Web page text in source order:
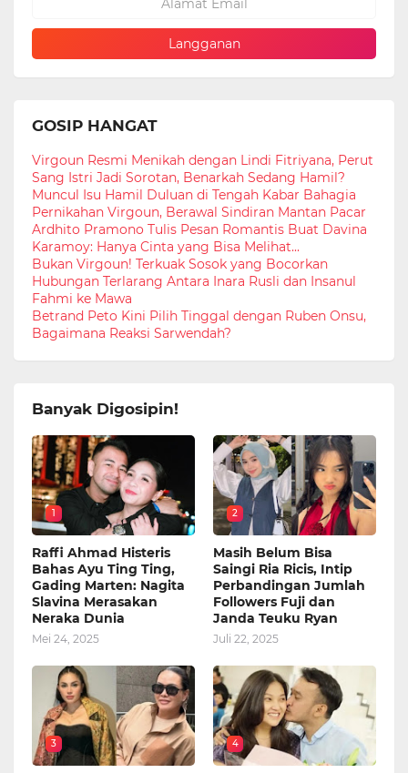
GOSIP HANGAT
Virgoun Resmi Menikah dengan Lindi Fitriyana, Perut
Sang Istri Jadi Sorotan, Benarkah Sedang Hamil?
Muncul Isu Hamil Duluan di Tengah Kabar Bahagia
Pernikahan Virgoun, Berawal Sindiran Mantan Pacar
Ardhito Pramono Tulis Pesan Romantis Buat Davina
Karamoy: Hanya Cinta yang Bisa Melihat...
Bukan Virgoun! Terkuak Sosok yang Bocorkan
Hubungan Terlarang Antara Inara Rusli dan Insanul
Fahmi ke Mawa
Betrand Peto Kini Pilih Tinggal dengan Ruben Onsu,
Bagaimana Reaksi Sarwendah?
Banyak Digosipin!
1
Raffi Ahmad Histeris
Bahas Ayu Ting Ting,
Gading Marten: Nagita
Slavina Merasakan
Neraka Dunia
Mei 24, 2025
2
Masih Belum Bisa
Saingi Ria Ricis, Intip
Perbandingan Jumlah
Followers Fuji dan
Janda Teuku Ryan
Juli 22, 2025
3 4